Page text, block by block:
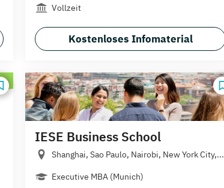
Vollzeit
Kostenloses Infomaterial
IESE Business School
Shanghai, Sao Paulo, Nairobi, New York City,...
Executive MBA (Munich)